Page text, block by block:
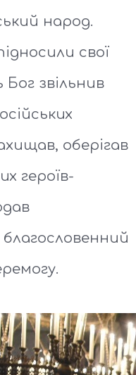
народ.
свої
звільнив
оберігав
героїв-
благословенний